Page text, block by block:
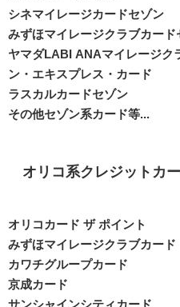
シネマイレージカードセゾン
みずほマイレージクラブカード
ヤマダLABI ANAマイレージク
ン・エキスプレス・カード
ラスカルカードセゾン
その他セゾン系カード等...
オリコ系クレジットカ
オリコカード ザ ポイント
みずほマイレージクラブカード
カワチグループカード
京成カード
サンシャインシティカード